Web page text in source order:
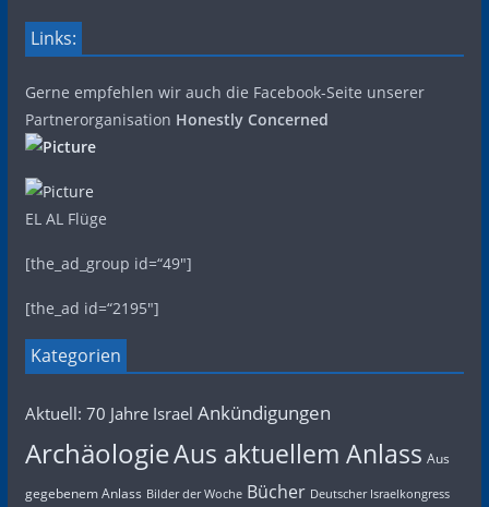
Links:
Gerne empfehlen wir auch die Facebook-Seite unserer
Partnerorganisation Honestly Concerned
EL AL Flüge
[the_ad_group id=“49″]
[the_ad id=“2195″]
Kategorien
Aktuell: 70 Jahre Israel Ankündigungen
ArchäologieAus aktuellem Anlass Aus
gegebenem Anlass Bilder der Woche Bücher Deutscher Israelkongress